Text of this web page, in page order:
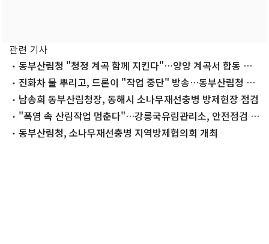
관련 기사
동부산림청 "청정 계곡 함께 지킨다"…양양 계곡서 합동 캠
페인진화차 물 뿌리고, 드론이 "작업 중단" 방송…동부산림청 폭
염 대응 총력
남송희 동부산림청장, 동해시 소나무재선충병 방제현장 점검
"폭염 속 산림작업 멈춘다"…강릉국유림관리소, 안전점검 강
화 동부산림청, 소나무재선충병 지역방제협의회 개최